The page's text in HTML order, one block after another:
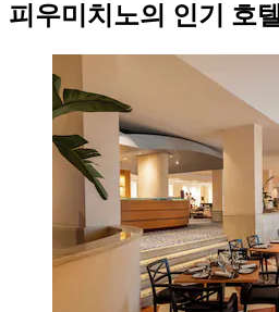
피우미치노의 인기 호텔